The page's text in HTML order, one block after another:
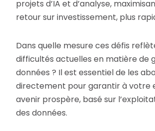
projets d’IA et d’analyse,
retour sur investissement, plus
Dans quelle mesure ces défis
difficultés actuelles en matière de
données ? Il est essentiel de les
directement pour garantir à votre
avenir prospère, basé sur
des données.